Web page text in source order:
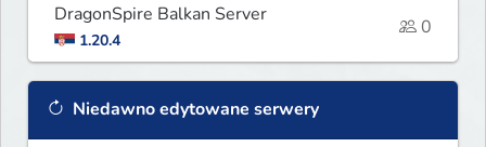
DragonSpire Balkan Server
1.20.4
0
Niedawno edytowane serwery